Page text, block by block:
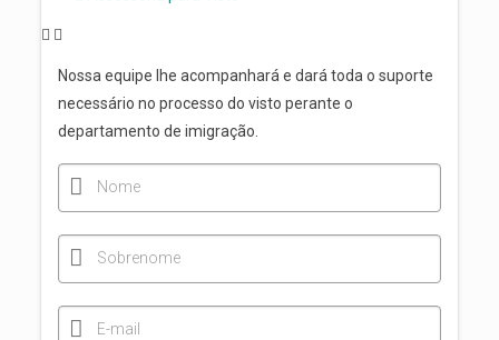
Nossa equipe lhe acompanhará e dará toda o suporte
necessário no processo do visto perante o
departamento de imigração.
Nome
Sobrenome
E-mail